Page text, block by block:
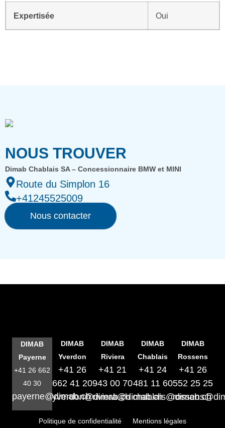
Expertisée Oui
NOUS TROUVER
Dimab Chablais SA – Concessionnaire BMW et MINI
Route du Simplon 16
+41245525009
Nous contacter
DIMAB
Payerne
+41 26 662
40 30
payerne@dimab.ch
DIMAB
Yverdon
+41 26
662 41 20
yverdon@dimab.ch
DIMAB
Riviera
+41 21
943 00 70
riviera@dimab.ch
DIMAB
Chablais
+41 24
481 11 60
chablais@dimab.ch
DIMAB
Rossens
+41 26
552 25 25
Politique de confidentialité
Mentions légales